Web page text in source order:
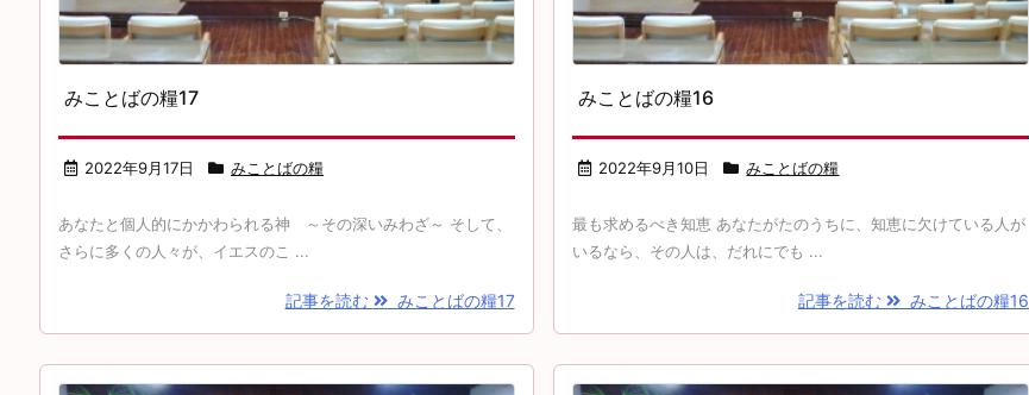
みことばの糧17
2022年9月17日 みことばの糧
あなたと個人的にかかわられる神 ～その深いみわざ～ そして、
さらに多くの人々が、イエスのこ ...
記事を読む みことばの糧17
みことばの糧16
2022年9月10日 みことばの糧
最も求めるべき知恵 あなたがたのうちに、知恵に欠けている人が
いるなら、その人は、だれにでも ...
記事を読む みことばの糧16